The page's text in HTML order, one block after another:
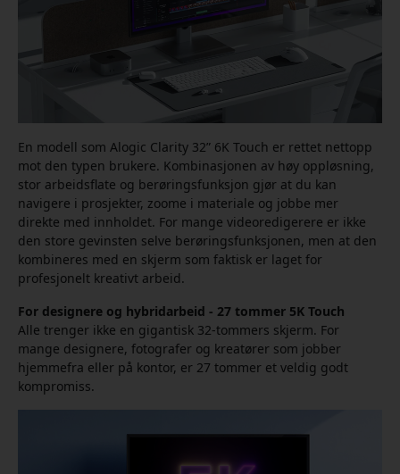
En modell som Alogic Clarity 32” 6K Touch er rettet nettopp
mot den typen brukere. Kombinasjonen av høy oppløsning,
stor arbeidsflate og berøringsfunksjon gjør at du kan
navigere i prosjekter, zoome i materiale og jobbe mer
direkte med innholdet. For mange videoredigerere er ikke
den store gevinsten selve berøringsfunksjonen, men at den
kombineres med en skjerm som faktisk er laget for
profesjonelt kreativt arbeid.
For designere og hybridarbeid - 27 tommer 5K Touch
Alle trenger ikke en gigantisk 32-tommers skjerm. For
mange designere, fotografer og kreatører som jobber
hjemmefra eller på kontor, er 27 tommer et veldig godt
kompromiss.